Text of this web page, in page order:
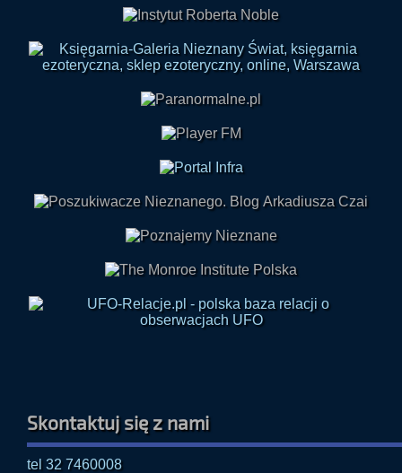
Skontaktuj się z nami
tel 32 7460008